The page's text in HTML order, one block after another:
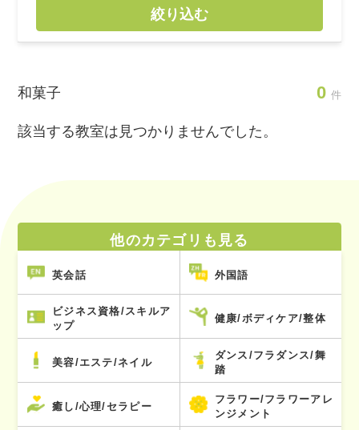
絞り込む
和菓子 0 件
該当する教室は見つかりませんでした。
他のカテゴリも見る
英会話 外国語
ビジネス資格/スキルア
ップ
健康/ボディケア/整体
美容/エステ/ネイル
ダンス/フラダンス/舞
踏
癒し/心理/セラピー
フラワー/フラワーアレ
ンジメント